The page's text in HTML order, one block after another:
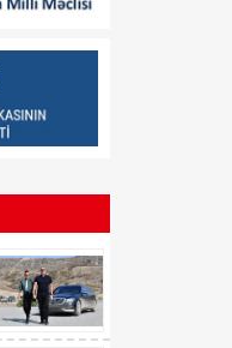
08 Avqust